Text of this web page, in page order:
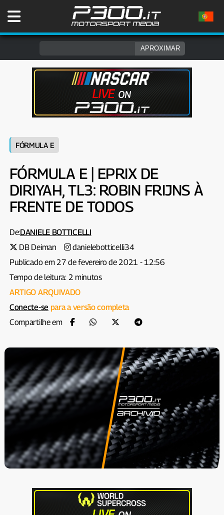
FÓRMULA E
FÓRMULA E | EPRIX DE
DIRIYAH, TL3: ROBIN FRIJNS À
FRENTE DE TODOS
De:DANIELE BOTTICELLI
DB Deiman
danielebotticelli34
Publicado em 27 de fevereiro de 2021 - 12:56
Tempo de leitura: 2 minutos
ARTIGO ARQUIVADO
Conecte-se para a versão completa
Compartilhe em